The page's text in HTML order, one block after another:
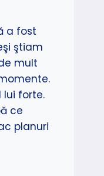
a fost
ştiam
mult
forte.
ce
planuri